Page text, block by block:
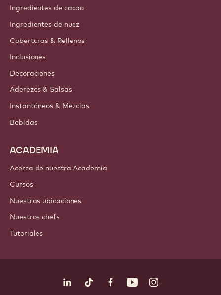
Ingredientes de cacao
Ingredientes de nuez
Coberturas & Rellenos
Inclusiones
Decoraciones
Aderezos & Salsas
Instantáneos & Mezclas
Bebidas
ACADEMIA
Acerca de nuestra Academia
Cursos
Nuestras ubicaciones
Nuestros chefs
Tutoriales
LinkedIn Opens in a new window.
TikTok Opens in a new window.
Facebook Opens in a new
YouTubeInstagram